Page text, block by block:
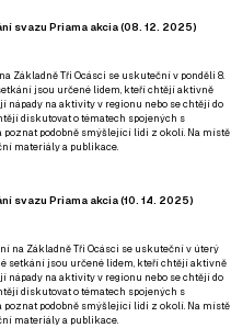
svazu Priama akcia (08. 12. 2025)
Základně Tři Ocásci se uskuteční v ponděli 8.
setkání jsou určené lidem, kteří chtějí aktivně
nápady na aktivity v regionu nebo se chtějí do
diskutovat o tématech spojených s
podobně smýšlející lidi z okolí. Na místě
materiály a publikace.
svazu Priama akcia (10. 14. 2025)
na Základně Tři Ocásci se uskuteční v úterý
setkání jsou určené lidem, kteří chtějí aktivně
nápady na aktivity v regionu nebo se chtějí do
diskutovat o tématech spojených s
podobně smýšlející lidi z okolí. Na místě
materiály a publikace.